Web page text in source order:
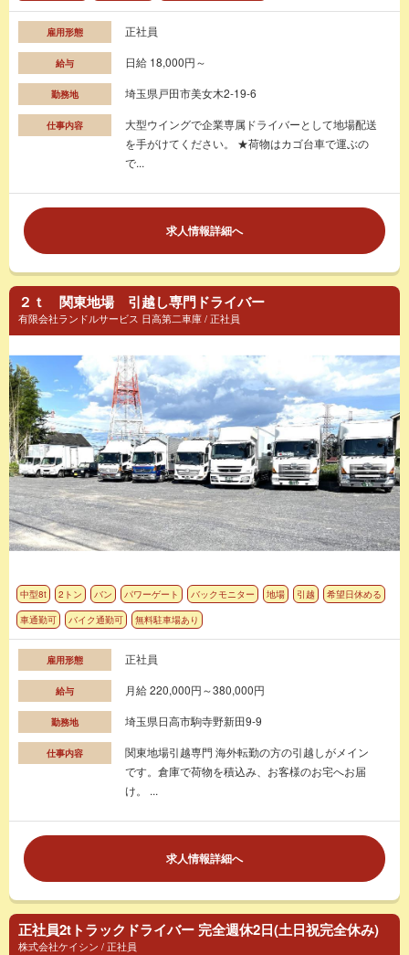
雇用形態 正社員
給与 日給 18,000円～
勤務地 埼玉県戸田市美女木2-19-6
仕事内容
大型ウイングで企業専属ドライバーとして地場配送
を手がけてください。 ★荷物はカゴ台車で運ぶの
で...
求人情報詳細へ
２ｔ 関東地場 引越し専門ドライバー
有限会社ランドルサービス 日高第二車庫 / 正社員
中型8t 2トン バン パワーゲート バックモニター 地場 引越
希望日休める
車通勤可
バイク通勤可 無料駐車場あり
雇用形態 正社員
給与 月給 220,000円～380,000円
勤務地 埼玉県日高市駒寺野新田9-9
仕事内容
関東地場引越専門 海外転勤の方の引越しがメイン
です。倉庫で荷物を積込み、お客様のお宅へお届
け。 ...
求人情報詳細へ
正社員2tトラックドライバー 完全週休2日(土日祝完全休み)
株式会社ケイシン / 正社員